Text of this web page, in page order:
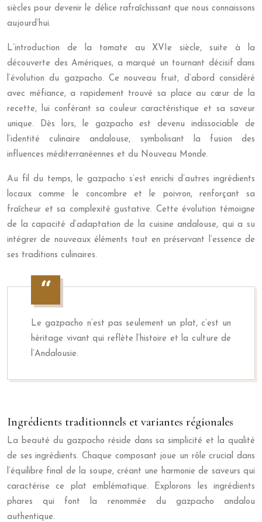
siècles pour devenir le délice rafraîchissant que nous connaissons
aujourd’hui.
L’introduction de la tomate au XVIe siècle, suite à la
découverte des Amériques, a marqué un tournant décisif dans
l’évolution du gazpacho. Ce nouveau fruit, d’abord considéré
avec méfiance, a rapidement trouvé sa place au cœur de la
recette, lui conférant sa couleur caractéristique et sa saveur
unique. Dès lors, le gazpacho est devenu indissociable de
l’identité culinaire andalouse, symbolisant la fusion des
influences méditerranéennes et du Nouveau Monde.
Au fil du temps, le gazpacho s’est enrichi d’autres ingrédients
locaux comme le concombre et le poivron, renforçant sa
fraîcheur et sa complexité gustative. Cette évolution témoigne
de la capacité d’adaptation de la cuisine andalouse, qui a su
intégrer de nouveaux éléments tout en préservant l’essence de
ses traditions culinaires.
Le gazpacho n’est pas seulement un plat, c’est un
héritage vivant qui reflète l’histoire et la culture de
l’Andalousie.
Ingrédients traditionnels et variantes régionales
La beauté du gazpacho réside dans sa simplicité et la qualité
de ses ingrédients. Chaque composant joue un rôle crucial dans
l’équilibre final de la soupe, créant une harmonie de saveurs qui
caractérise ce plat emblématique. Explorons les ingrédients
phares qui font la renommée du gazpacho andalou
authentique.